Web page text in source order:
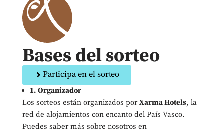
Bases del sorteo
Participa en el sorteo
1. Organizador
Los sorteos están organizados porXarma Hotels, la
red de alojamientos con encanto del País Vasco.
Puedes saber más sobre nosotros en